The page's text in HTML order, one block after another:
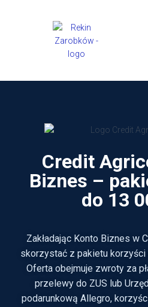
Credit
Biznes –
do 13
Zakładając Konto Biznes w
skorzystać z pakietu korzyści
Oferta obejmuje zwroty za
przelewy do ZUS lub
podarunkową Allegro,